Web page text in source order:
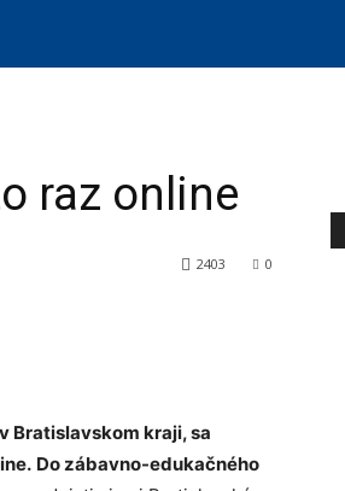
raz online
0
2403
Bratislavskom kraji, sa
Do zábavno-edukačného